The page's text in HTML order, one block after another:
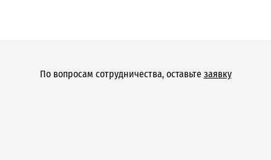
По вопросам сотрудничества, оставьте заявку